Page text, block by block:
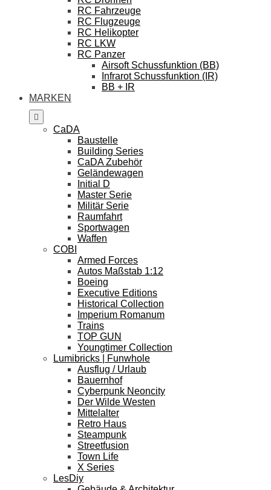
RC Fahrzeuge
RC Flugzeuge
RC Helikopter
RC LKW
RC Panzer
Airsoft Schussfunktion (BB)
Infrarot Schussfunktion (IR)
BB + IR
MARKEN
CaDA
Baustelle
Building Series
CaDA Zubehör
Geländewagen
Initial D
Master Serie
Militär Serie
Raumfahrt
Sportwagen
Waffen
COBI
Armed Forces
Autos Maßstab 1:12
Boeing
Executive Editions
Historical Collection
Imperium Romanum
Trains
TOP GUN
Youngtimer Collection
Lumibricks | Funwhole
Ausflug / Urlaub
Bauernhof
Cyberpunk Neoncity
Der Wilde Westen
Mittelalter
Retro Haus
Steampunk
Streetfusion
Town Life
X Series
LesDiy